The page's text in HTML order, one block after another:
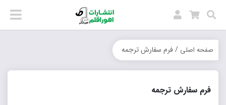
صفحه اصلی / فرم سفارش ترجمه
فرم سفارش ترجمه